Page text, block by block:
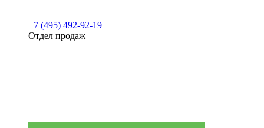
+7 (495) 492-92-19
Отдел продаж